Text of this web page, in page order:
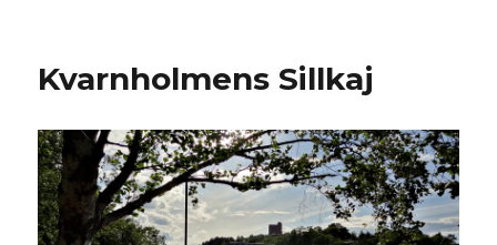
Kvarnholmens Sillkaj